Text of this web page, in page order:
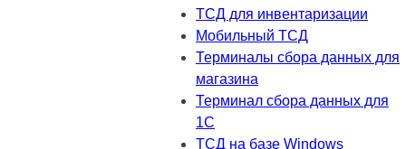
ТСД для инвентаризации
Мобильный ТСД
Терминалы сбора данных для
магазина
Терминал сбора данных для
1C
ТСД на базе Windows